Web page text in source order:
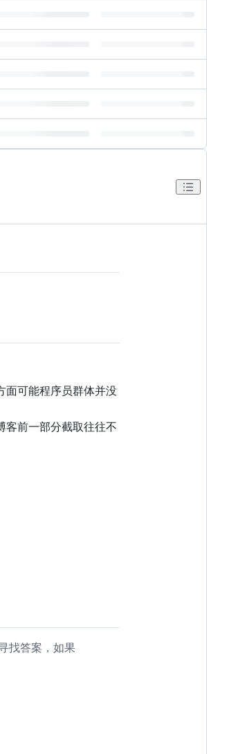
面可能程序员群体并没
客前一部分截取往往不
找答案，如果